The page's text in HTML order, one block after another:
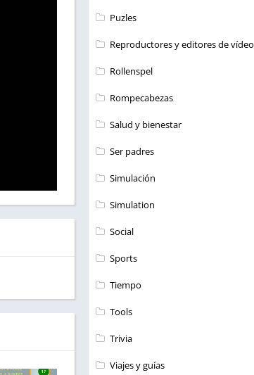
Puzles
Reproductores y editores de vídeo
Rollenspel
Rompecabezas
Salud y bienestar
Ser padres
Simulación
Simulation
Social
Sports
Tiempo
Tools
Trivia
Viajes y guías